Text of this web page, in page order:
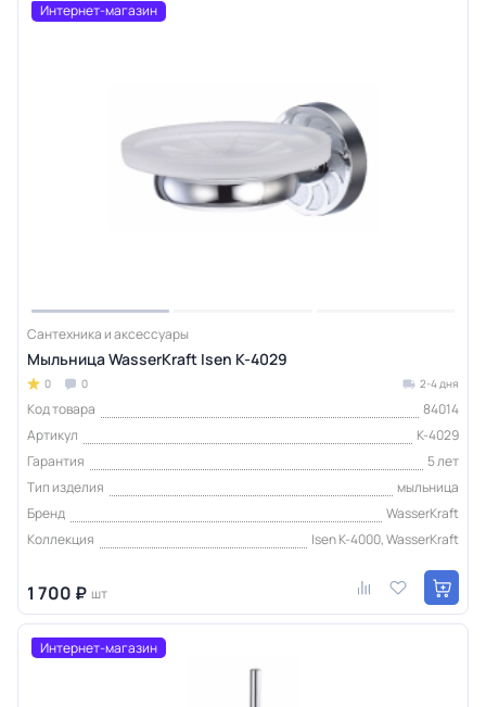
Интернет-магазин
Сантехника и аксессуары
Мыльница WasserKraft Isen K-4029
0 0 2-4 дня
Код товара
84014
Артикул
K-4029
Гарантия
5 лет
Тип изделия
мыльница
Бренд
WasserKraft
Коллекция
Isen K-4000, WasserKraft
1 700 ₽ шт
Интернет-магазин